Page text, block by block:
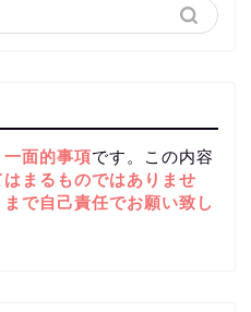
面的事項です。この内容
まるものではありませ
まで自己責任でお願い致し